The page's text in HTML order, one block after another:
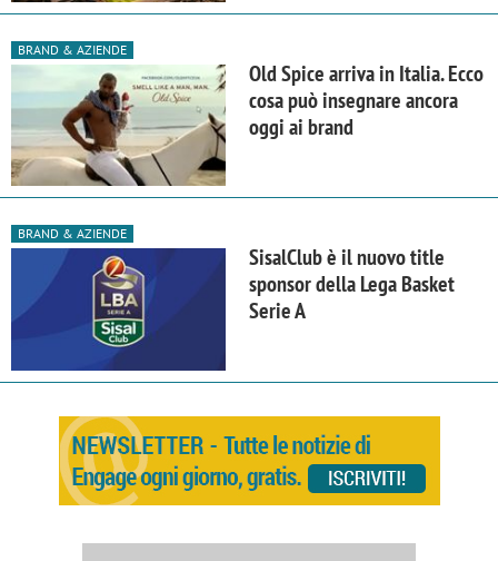
BRAND & AZIENDE
Old Spice arriva in Italia. Ecco
cosa può insegnare ancora
oggi ai brand
BRAND & AZIENDE
SisalClub è il nuovo title
sponsor della Lega Basket
Serie A